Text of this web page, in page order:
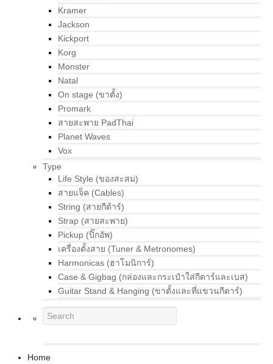
Kramer
Jackson
Kickport
Korg
Monster
Natal
On stage (ขาตั้ง)
Promark
สายสะพาย PadThai
Planet Waves
Vox
Type
Life Style (ของสะสม)
สายแจ็ค (Cables)
String (สายกีต้าร์)
Strap (สายสะพาย)
Pickup (ปิ๊กอัพ)
เครื่องตั้งสาย (Tuner & Metronomes)
Harmonicas (ฮาโมนิการ์)
Case & Gigbag (กล่องและกระเป๋าใส่กีตาร์และเบส)
Guitar Stand & Hanging (ขาตั้งและที่แขวนกีตาร์)
Home